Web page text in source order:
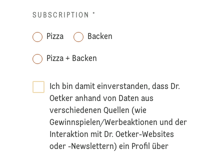
SUBSCRIPTION *
Pizza Backen
Pizza + Backen
Ich bin damit einverstanden, dass Dr.
Oetker anhand von Daten aus
verschiedenen Quellen (wie
Gewinnspielen/Werbeaktionen und der
Interaktion mit Dr. Oetker-Websites
oder -Newslettern) ein Profil über